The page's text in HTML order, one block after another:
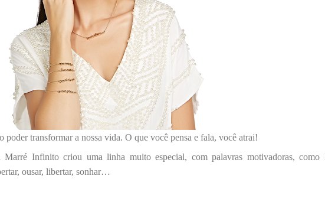
poder transformar a nossa vida. O que você pensa e fala, você atrai!
Marré Infinito criou uma linha muito especial, com palavras motivadoras, como
ousar, libertar, sonhar…